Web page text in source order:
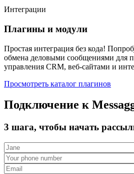
Интеграции
Плагины и модули
Простая интеграция без кода!
обмена деловыми сообщениями для
управления CRM, веб-сайтами и
Просмотреть каталог плагинов
Подключение к
3 шага, чтобы начать